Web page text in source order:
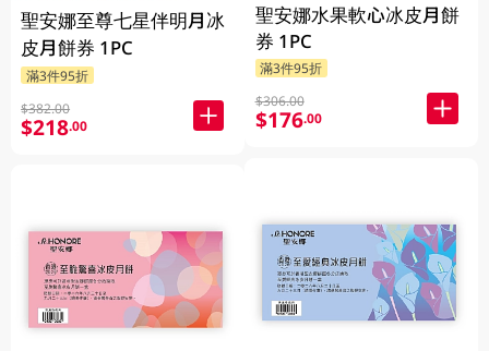
聖安娜至尊七星伴明月冰
皮月餅券 1PC
滿3件95折
$382.00
$218.00
聖安娜水果軟心冰皮月餅
券 1PC
滿3件95折
$306.00
$176.00